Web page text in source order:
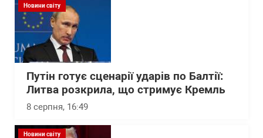
Новини світу
Путін готує сценарії ударів по Балтії:
Литва розкрила, що стримує Кремль
8 серпня, 16:49
Новини світу